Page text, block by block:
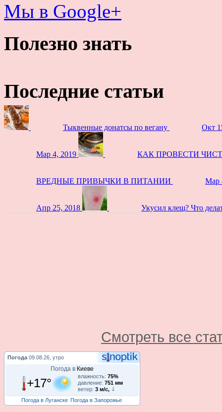
Мы в Google+
Полезно знать
Последние статьи
Тыквенные донатсы по вегану Окт
Мар 4, 2019 КАК ПРОВЕСТИ
ВРЕДНЫЕ ПРИВЫЧКИ В ПИТАНИИ Мар
Апр 25, 2018 Укусил клещ? Что
Смотреть все
Погода 09.08.26, утро
Погода в Киеве
+17° влажность: 75%
давление: 751 мм
ветер: 3 м/с,
Погода в Луганске Погода в Запорожье